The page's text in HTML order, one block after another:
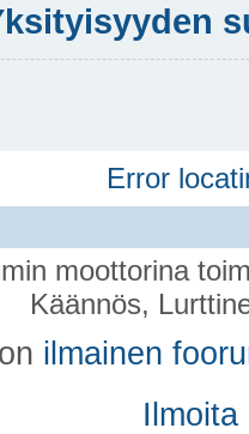
Error
moottorina
Käännös,
ilmainen